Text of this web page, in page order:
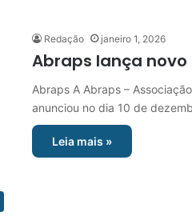
Redação janeiro 1, 2026
Abraps lança novo
Abraps A Abraps –
anunciou no dia 10 de
Leia mais »